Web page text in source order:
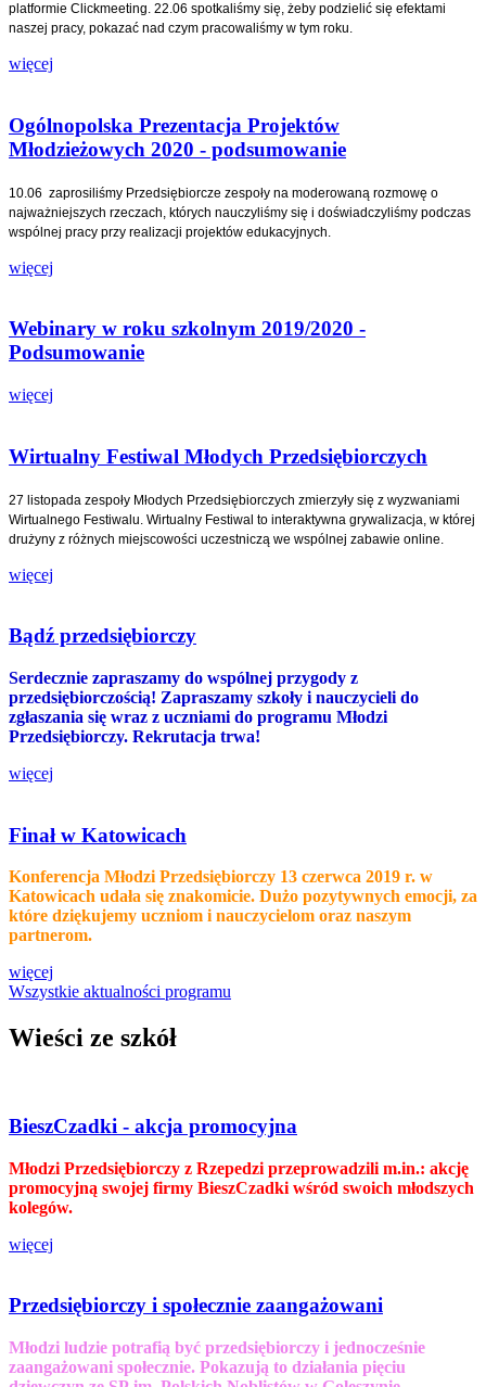
platformie Clickmeeting. 22.06 spotkaliśmy się, żeby podzielić się efektami
naszej pracy, pokazać nad czym pracowaliśmy w tym roku.
więcej
Ogólnopolska Prezentacja Projektów
Młodzieżowych 2020 - podsumowanie
10.06 zaprosiliśmy Przedsiębiorcze zespoły na moderowaną rozmowę o
najważniejszych rzeczach, których nauczyliśmy się i doświadczyliśmy podczas
wspólnej pracy przy realizacji projektów edukacyjnych.
więcej
Webinary w roku szkolnym 2019/2020 -
Podsumowanie
więcej
Wirtualny Festiwal Młodych Przedsiębiorczych
27 listopada zespoły Młodych Przedsiębiorczych zmierzyły się z wyzwaniami
Wirtualnego Festiwalu. Wirtualny Festiwal to interaktywna grywalizacja, w której
drużyny z różnych miejscowości uczestniczą we wspólnej zabawie online.
więcej
Bądź przedsiębiorczy
Serdecznie zapraszamy do wspólnej przygody z
przedsiębiorczością! Zapraszamy szkoły i nauczycieli do
zgłaszania się wraz z uczniami do programu Młodzi
Przedsiębiorczy. Rekrutacja trwa!
więcej
Finał w Katowicach
Konferencja Młodzi Przedsiębiorczy 13 czerwca 2019 r. w
Katowicach udała się znakomicie. Dużo pozytywnych emocji, za
które dziękujemy uczniom i nauczycielom oraz naszym
partnerom.
więcej
Wszystkie aktualności programu
Wieści ze szkół
BieszCzadki - akcja promocyjna
Młodzi Przedsiębiorczy z Rzepedzi przeprowadzili m.in.: akcję
promocyjną swojej firmy BieszCzadki wśród swoich młodszych
kolegów.
więcej
Przedsiębiorczy i społecznie zaangażowani
Młodzi ludzie potrafią być przedsiębiorczy i jednocześnie
zaangażowani społecznie. Pokazują to działania pięciu